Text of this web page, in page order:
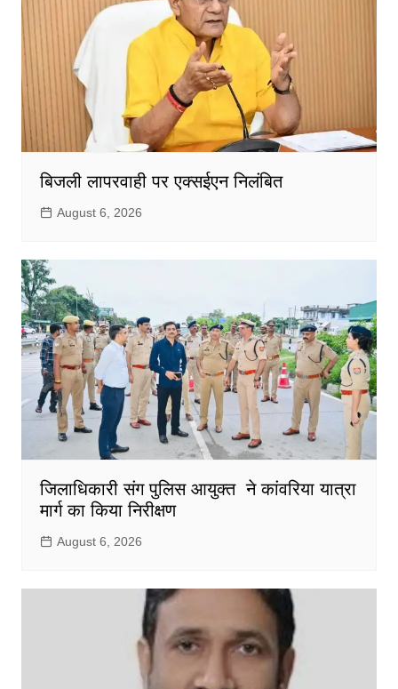
बिजली लापरवाही पर एक्सईएन निलंबित
August 6, 2026
जिलाधिकारी संग पुलिस आयुक्त ने कांवरिया यात्रा
मार्ग का किया निरीक्षण
August 6, 2026